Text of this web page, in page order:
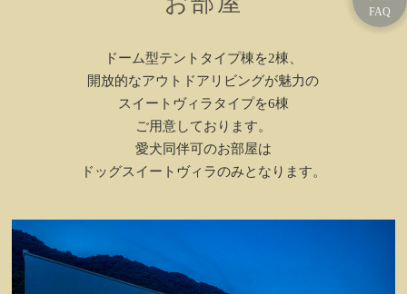
ドーム型テントタイプ棟を2棟、
開放的なアウトドアリビングが魅力の
スイートヴィラタイプを6棟
ご用意しております。
愛犬同伴可のお部屋は
ドッグスイートヴィラのみとなります。